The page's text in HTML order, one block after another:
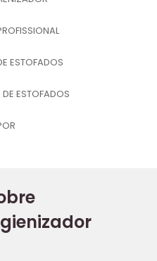
ESTOFADOS
ESTOFADOS